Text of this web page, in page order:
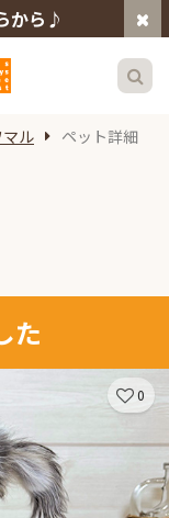
から♪
ル ペット詳細
た
0